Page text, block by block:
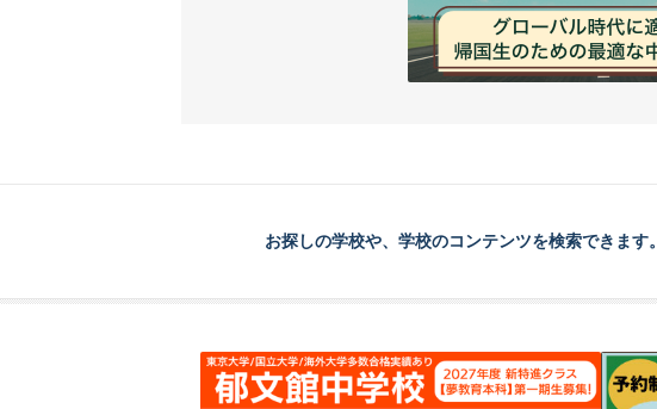
お探しの学校や、学校のコンテンツを検索できます。